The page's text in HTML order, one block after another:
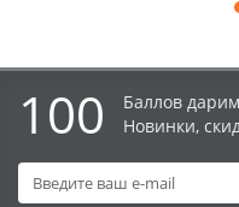
100
Баллов
Новинки,